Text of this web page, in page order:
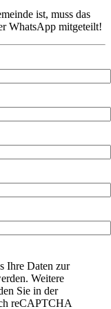
ist, muss das
WhatsApp mitgeteilt!
Ihre Daten zur
Weitere
Sie in der
reCAPTCHA